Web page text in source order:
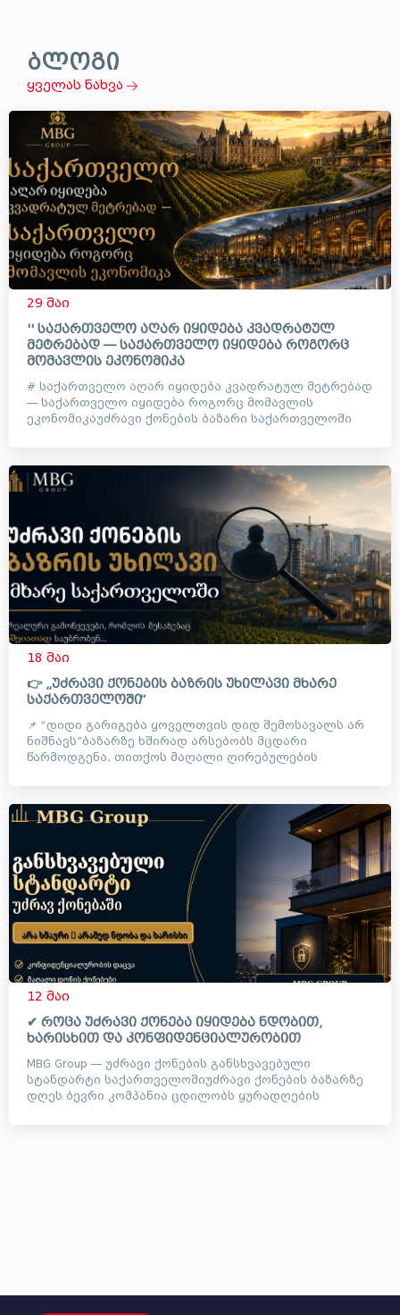
ბლოგი
ყველას ნახვა
29 მაი
'' საქართველო აღარ იყიდება კვადრატულ
მეტრებად — საქართველო იყიდება როგორც
მომავლის ეკონომიკა
# საქართველო აღარ იყიდება კვადრატულ მეტრებად
— საქართველო იყიდება როგორც მომავლის
ეკონომიკაუძრავი ქონების ბაზარი საქართველოში
18 მაი
👉 „უძრავი ქონების ბაზრის უხილავი მხარე
საქართველოში“
📌 “დიდი გარიგება ყოველთვის დიდ შემოსავალს არ
ნიშნავს”ბაზარზე ხშირად არსებობს მცდარი
წარმოდგენა, თითქოს მაღალი ღირებულების
12 მაი
✔ როცა უძრავი ქონება იყიდება ნდობით,
ხარისხით და კონფიდენციალურობით
MBG Group — უძრავი ქონების განსხვავებული
სტანდარტი საქართველოშიუძრავი ქონების ბაზარზე
დღეს ბევრი კომპანია ცდილობს ყურადღების